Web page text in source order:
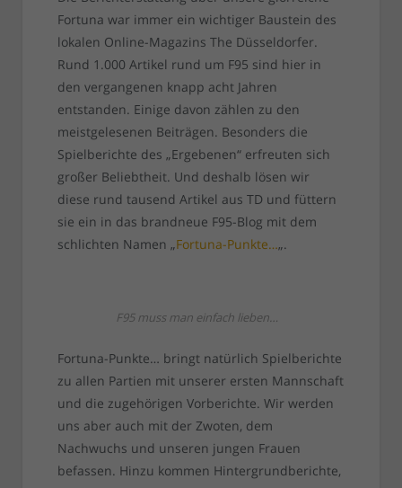
Fortuna war immer ein wichtiger Baustein des
lokalen Online-Magazins The Düsseldorfer.
Rund 1.000 Artikel rund um F95 sind hier in
den vergangenen knapp acht Jahren
entstanden. Einige davon zählen zu den
meistgelesenen Beiträgen. Besonders die
Spielberichte des „Ergebenen“ erfreuten sich
großer Beliebtheit. Und deshalb lösen wir
diese rund tausend Artikel aus TD und füttern
sie ein in das brandneue F95-Blog mit dem
schlichten Namen „Fortuna-Punkte…„.
F95 muss man einfach lieben…
Fortuna-Punkte… bringt natürlich Spielberichte
zu allen Partien mit unserer ersten Mannschaft
und die zugehörigen Vorberichte. Wir werden
uns aber auch mit der Zwoten, dem
Nachwuchs und unseren jungen Frauen
befassen. Hinzu kommen Hintergrundberichte,